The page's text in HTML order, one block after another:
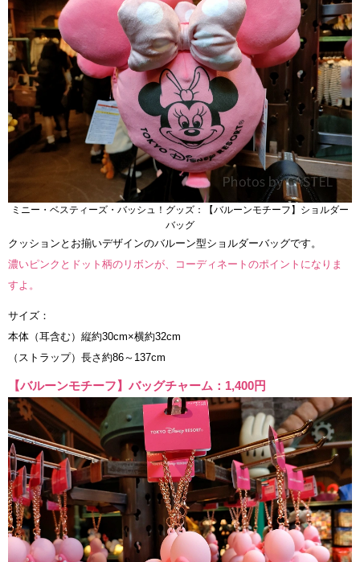
ミニー・ベスティーズ・バッシュ！グッズ：【バルーンモチーフ】ショルダー
バッグ
クッションとお揃いデザインのバルーン型ショルダーバッグです。
濃いピンクとドット柄のリボンが、コーディネートのポイントになりま
すよ。
サイズ：
本体（耳含む）縦約30cm×横約32cm
（ストラップ）長さ約86～137cm
【バルーンモチーフ】バッグチャーム：1,400円